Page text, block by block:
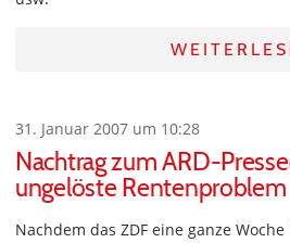
31. Januar 2007 um 10:28
Nachtrag zum ARD-
ungelöste Rentenproblem
Nachdem das ZDF eine ganze